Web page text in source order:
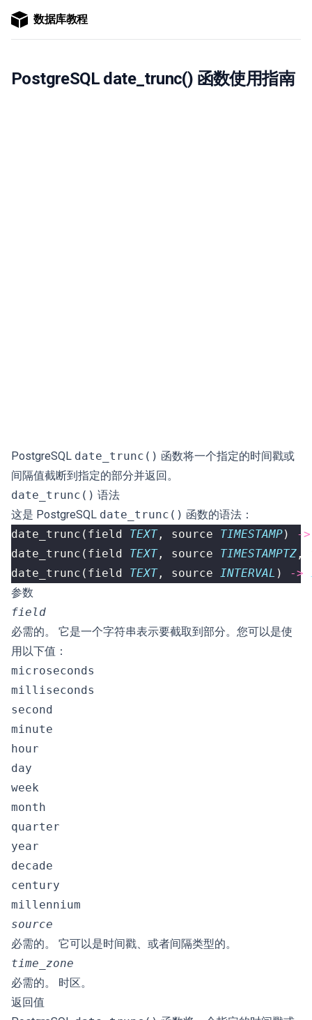
数据库教程
PostgreSQL date_trunc() 函数使用指南
PostgreSQL date_trunc() 函数将一个指定的时间戳或
间隔值截断到指定的部分并返回。
date_trunc() 语法
这是 PostgreSQL date_trunc() 函数的语法：
date_trunc ( field TEXT, source TIMESTAMP)
->
date_trunc ( field TEXT, source TIMESTAMPTZ ,
date_trunc ( field TEXT, source INTERVAL ) ->
参数
field
必需的。 它是一个字符串表示要截取到部分。您可以是使
用以下值：
microseconds
milliseconds
second
minute
hour
day
week
month
quarter
year
decade
century
millennium
source
必需的。 它可以是时间戳、或者间隔类型的。
time_zone
必需的。 时区。
返回值